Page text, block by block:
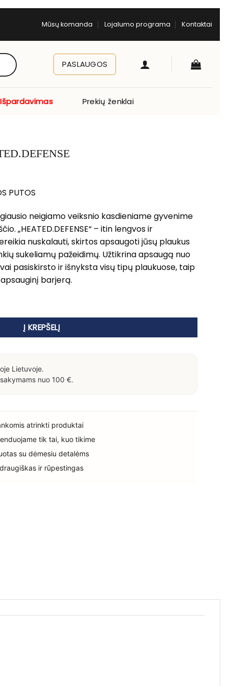
Mūsų komanda Lojalumo programa Kontaktai
PASLAUGOS
Išpardavimas Prekių ženklai
PUTOS
neigiamo veiksnio kasdieniame gyvenime
„HEATED.DEFENSE“ – itin lengvos ir
nuskalauti, skirtos apsaugoti jūsų plaukus
sukeliamų pažeidimų. Užtikrina apsaugą nuo
pasiskirsto ir išnyksta visų tipų plaukuose, taip
barjerą.
Į KREPŠELĮ
Lietuvoje.
nuo 100 €.
atrinkti produktai
tik tai, kuo tikime
su dėmesiu detalėms
ir rūpestingas